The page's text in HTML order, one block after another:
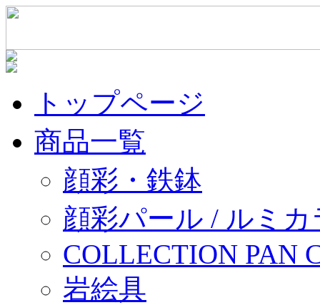
トップページ
商品一覧
顔彩・鉄鉢
顔彩パール / ルミカ
COLLECTION PAN
岩絵具